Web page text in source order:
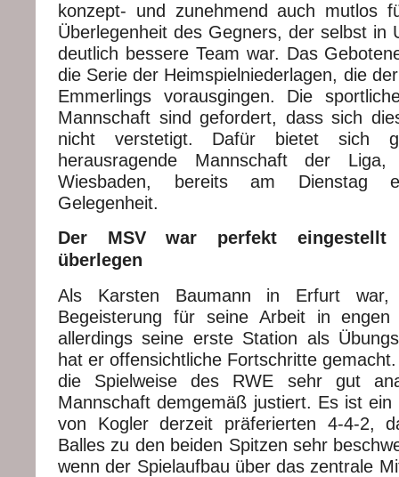
konzept- und zunehmend auch mutlos
Überlegenheit des Gegners, der selbst in
deutlich bessere Team war. Das
die Serie der Heimspielniederlagen, die
Emmerlings vorausgingen. Die
Mannschaft sind gefordert, dass sich
nicht verstetigt. Dafür bietet sich
herausragende Mannschaft der
Wiesbaden, bereits am Dienstag
Gelegenheit.
Der MSV war perfekt eingestellt
überlegen
Als Karsten Baumann in Erfurt
Begeisterung für seine Arbeit in
allerdings seine erste Station als
hat er offensichtliche Fortschritte
die Spielweise des RWE sehr gut
Mannschaft demgemäß justiert. Es ist ein
von Kogler derzeit präferierten 4-4-2,
Balles zu den beiden Spitzen sehr
wenn der Spielaufbau über das zentrale